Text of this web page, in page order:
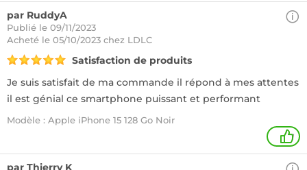
par RuddyA
Publié le 09/11/2023
Acheté le 05/10/2023 chez LDLC
Satisfaction de produits
Je suis satisfait de ma commande il répond à mes attentes
il est génial ce smartphone puissant et performant
Modèle : Apple iPhone 15 128 Go Noir
1
par Thierry K